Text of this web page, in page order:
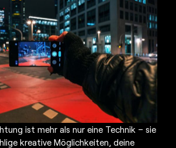
ist mehr als nur eine Technik – sie
kreative Möglichkeiten, deine